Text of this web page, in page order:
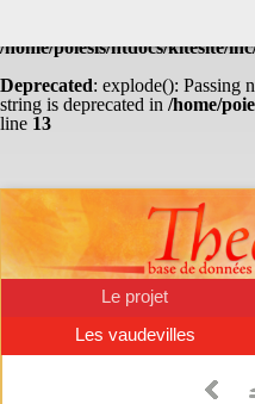
/home/poiesis/htdocs/kitesite/
Deprecated: explode(): Passing
string is deprecated in /home/
line 13
Le projet
Les vaudevilles